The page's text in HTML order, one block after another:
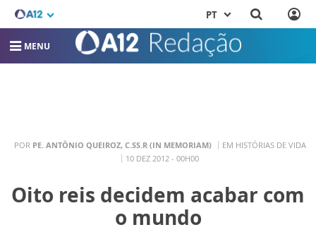
PT
MENU
POR PE. ANTÔNIO QUEIROZ, C.SS.R (IN MEMORIAM)
EM HISTÓRIAS DE VIDA
10 DEZ 2012 - 00H00
Oito reis decidem acabar com
o mundo